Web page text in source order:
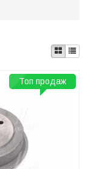
Топ продаж